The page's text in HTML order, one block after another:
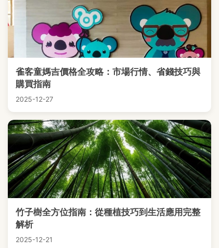
雀客童媽吉價格全攻略：市場行情、省錢技巧與
購買指南
2025-12-27
竹子樹全方位指南：從種植技巧到生活應用完整
解析
2025-12-21